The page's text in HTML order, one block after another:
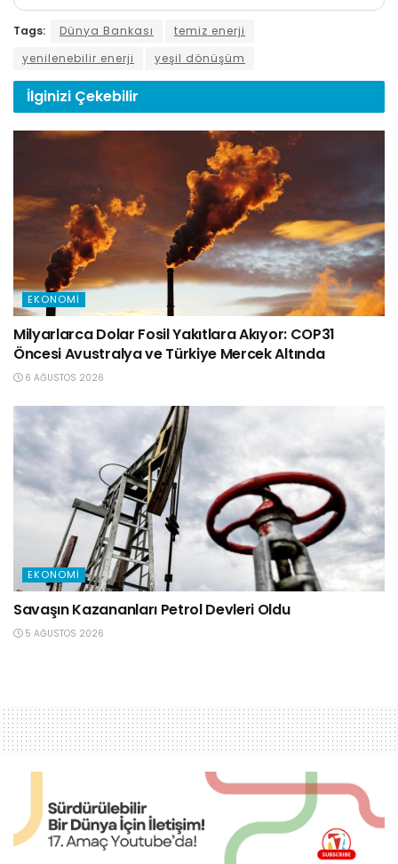
Tags: Dünya Bankası
temiz enerji
yenilenebilir enerji
yeşil dönüşüm
İlginizi Çekebilir
EKONOMI
Milyarlarca Dolar Fosil Yakıtlara Akıyor: COP31
Öncesi Avustralya ve Türkiye Mercek Altında
6 AĞUSTOS 2026
EKONOMI
Savaşın Kazananları Petrol Devleri Oldu
5 AĞUSTOS 2026